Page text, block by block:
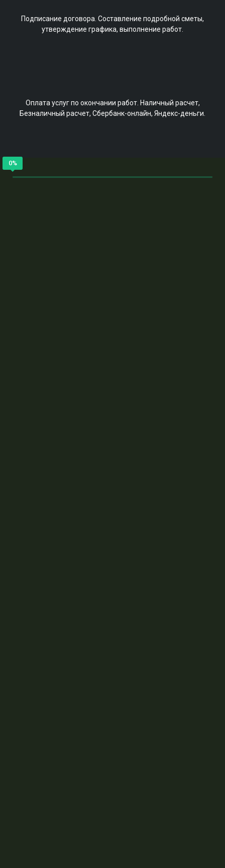
Подписание договора. Составление подробной сметы,
утверждение графика, выполнение работ.
Оплата услуг по окончании работ. Наличный расчет,
Безналичный расчет, Cбербанк-онлайн, Яндекс-деньги.